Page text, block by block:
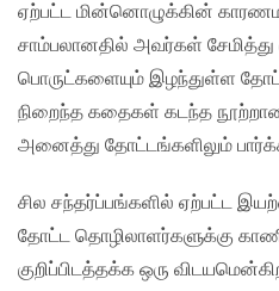
ஏற்பட்ட மின்னொழுக்கின்
சாம்பலானதில் அவர்கள்
பொருட்களையும் இழந்துள்ள
நிறைந்த கதைகள் கடந்த
அனைத்து தோட்டங்களிலும்
சில சந்தர்ப்பங்களில் ஏற்பட்ட
தோட்ட தொழிலாளர்களுக்கு
குறிப்பிடத்தக்க ஒரு